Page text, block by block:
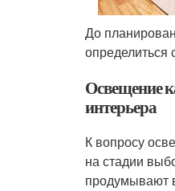
До
определиться
Освещение
интерьера
К вопросу
на стадии
продумывают